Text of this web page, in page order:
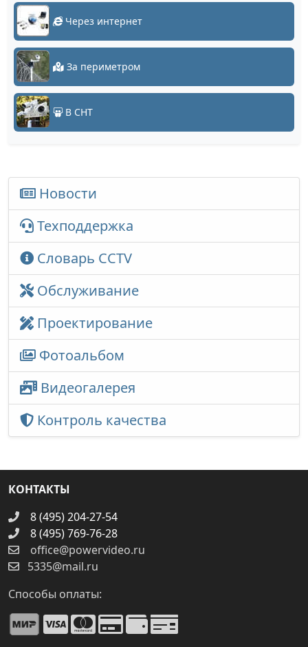
Через интернет
За периметром
В СНТ
Новости
Техподдержка
Словарь CCTV
Обслуживание
Проектирование
Фотоальбом
Видеогалерея
Контроль качества
КОНТАКТЫ
8 (495) 204-27-54
8 (495) 769-76-28
office@powervideo.ru
5335@mail.ru
Способы оплаты: